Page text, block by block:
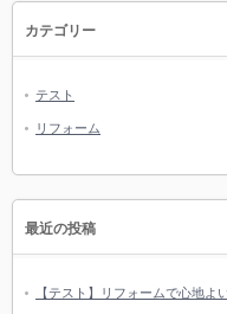
カテゴリー
テスト
リフォーム
最近の投稿
【テスト】リフォームで心地よ